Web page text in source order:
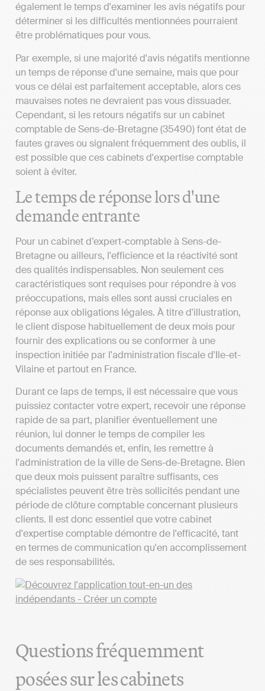
également le temps d'examiner les avis négatifs pour
déterminer si les difficultés mentionnées pourraient
être problématiques pour vous.
Par exemple, si une majorité d'avis négatifs mentionne
un temps de réponse d'une semaine, mais que pour
vous ce délai est parfaitement acceptable, alors ces
mauvaises notes ne devraient pas vous dissuader.
Cependant, si les retours négatifs sur un cabinet
comptable de Sens-de-Bretagne (35490) font état de
fautes graves ou signalent fréquemment des oublis, il
est possible que ces cabinets d'expertise comptable
soient à éviter.
Le temps de réponse lors d'une
demande entrante
Pour un cabinet d’expert-comptable à Sens-de-
Bretagne ou ailleurs, l'efficience et la réactivité sont
des qualités indispensables. Non seulement ces
caractéristiques sont requises pour répondre à vos
préoccupations, mais elles sont aussi cruciales en
réponse aux obligations légales. À titre d'illustration,
le client dispose habituellement de deux mois pour
fournir des explications ou se conformer à une
inspection initiée par l'administration fiscale d'Ile-et-
Vilaine et partout en France.
Durant ce laps de temps, il est nécessaire que vous
puissiez contacter votre expert, recevoir une réponse
rapide de sa part, planifier éventuellement une
réunion, lui donner le temps de compiler les
documents demandés et, enfin, les remettre à
l'administration de la ville de Sens-de-Bretagne. Bien
que deux mois puissent paraître suffisants, ces
spécialistes peuvent être très sollicités pendant une
période de clôture comptable concernant plusieurs
clients. Il est donc essentiel que votre cabinet
d'expertise comptable démontre de l'efficacité, tant
en termes de communication qu'en accomplissement
de ses responsabilités.
Questions fréquemment
posées sur les cabinets